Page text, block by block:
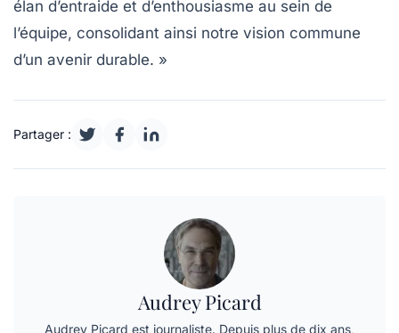
élan d’entraide et d’enthousiasme au sein de
l’équipe, consolidant ainsi notre vision commune
d’un avenir durable. »
Partager :
Audrey Picard
Audrey Picard est journaliste. Depuis plus de dix ans,